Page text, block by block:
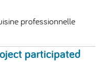
professionnelle
participated